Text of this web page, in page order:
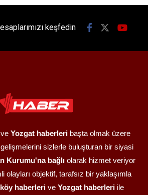
keşfedin
Yozgat haberleribaşta olmak üzere
sizlerle buluşturan bir siyasi
Kurumu'na bağlıolarak hizmet veriyor
olayları objektif, tarafsız bir yaklaşımla
haberleri ve Yozgat haberleri ile